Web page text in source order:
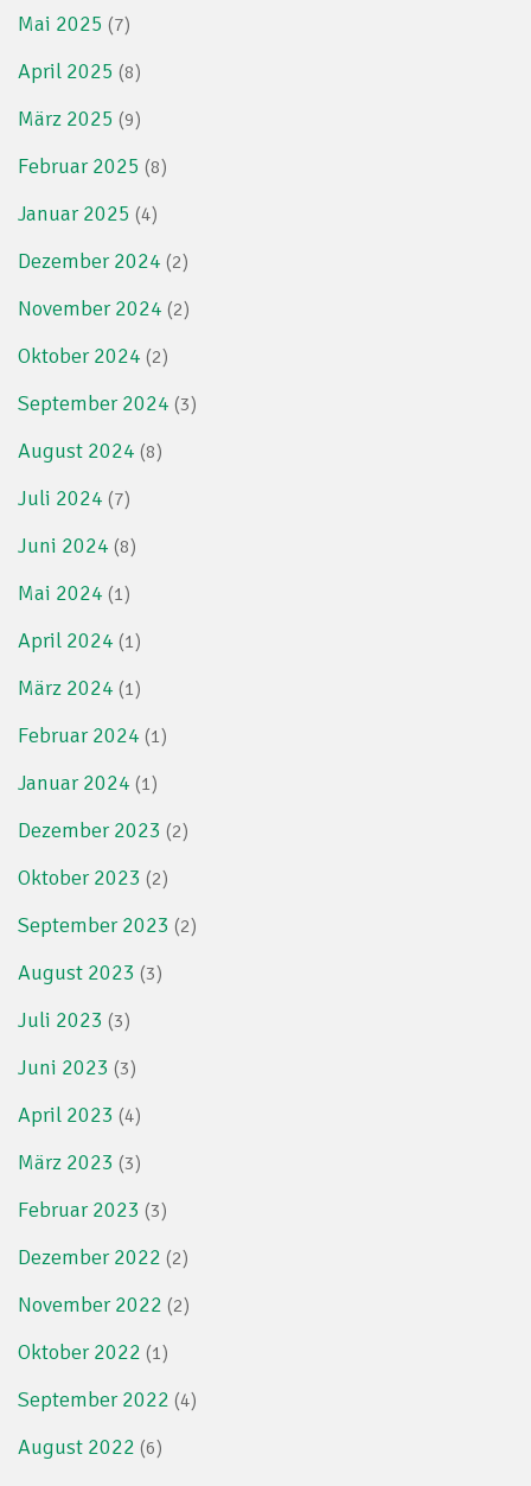
Mai 2025 (7)
April 2025 (8)
März 2025 (9)
Februar 2025 (8)
Januar 2025 (4)
Dezember 2024 (2)
November 2024 (2)
Oktober 2024 (2)
September 2024 (3)
August 2024 (8)
Juli 2024 (7)
Juni 2024 (8)
Mai 2024 (1)
April 2024 (1)
März 2024 (1)
Februar 2024 (1)
Januar 2024 (1)
Dezember 2023 (2)
Oktober 2023 (2)
September 2023 (2)
August 2023 (3)
Juli 2023 (3)
Juni 2023 (3)
April 2023 (4)
März 2023 (3)
Februar 2023 (3)
Dezember 2022 (2)
November 2022 (2)
Oktober 2022 (1)
September 2022 (4)
August 2022 (6)